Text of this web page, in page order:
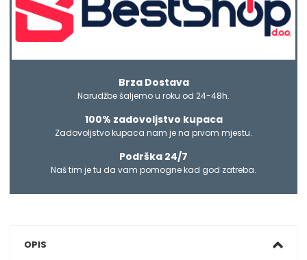
Brza Dostava
Narudžbe šaljemo u roku od 24-48h.
100% zadovoljstvo kupaca
Zadovoljstvo kupaca nam je na prvom mjestu.
Podrška 24/7
Naš tim je tu da vam pomogne kad god zatreba.
OPIS